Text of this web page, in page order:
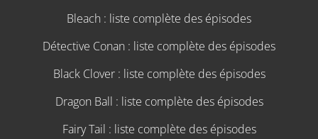
Bleach : liste complète des épisodes
Détective Conan : liste complète des épisodes
Black Clover : liste complète des épisodes
Dragon Ball : liste complète des épisodes
Fairy Tail : liste complète des épisodes